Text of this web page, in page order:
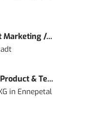
Marketing /...
& Te...
in Ennepetal